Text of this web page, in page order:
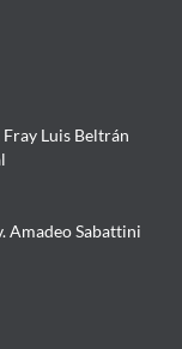
Fray Luis Beltrán
Amadeo Sabattini